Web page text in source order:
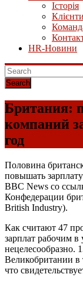
Історія
Клієнти
HR-Новини
Британия:
компаний
год
Половина
повышать
BBC News со
Конфедерации
British Industry).
Как считают 47
зарплат рабочим в
нецелесообразно.
Великобритании в
что